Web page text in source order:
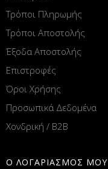
Τρόποι Πληρωμής
Τρόποι Αποστολής
Έξοδα Αποστολής
Επιστροφές
Όροι Χρήσης
Προσωπικά Δεδομένα
Χονδρική / B2B
Ο ΛΟΓΑΡΙΑΣΜΟΣ ΜΟΥ